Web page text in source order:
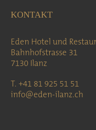
KONTAKT
Eden Hotel und
Bahnhofstrasse 31
7130 Ilanz
T. +41 81 925 51 51
info@eden-ilanz.ch